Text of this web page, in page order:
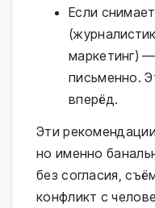
Если
маркетинг)
письменно.
вперёд.
Эти
но именно
без согласия,
конфликт с